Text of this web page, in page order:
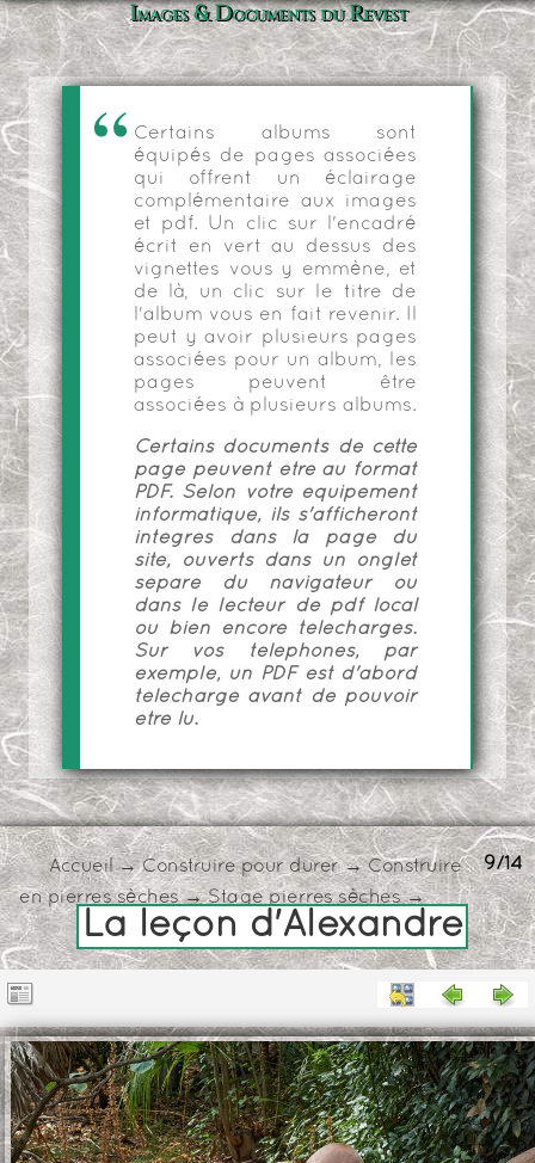
Images & Documents du Revest
Certains albums sont
équipés de pages associées
qui offrent un éclairage
complémentaire aux images
et pdf. Un clic sur l'encadré
écrit en vert au dessus des
vignettes vous y emmène, et
de là, un clic sur le titre de
l'album vous en fait revenir. Il
peut y avoir plusieurs pages
associées pour un album, les
pages peuvent être
associées à plusieurs albums.
Certains documents de cette
page peuvent être au format
PDF. Selon votre équipement
informatique, ils s'afficheront
intégrés dans la page du
site, ouverts dans un onglet
séparé du navigateur ou
dans le lecteur de pdf local
ou bien encore téléchargés.
Sur vos téléphones, par
exemple, un PDF est d'abord
téléchargé avant de pouvoir
être lu.
9/14
Accueil→Construire pour durer→Construire
en pierres sèches→Stage pierres sèches→
La leçon d'Alexandre